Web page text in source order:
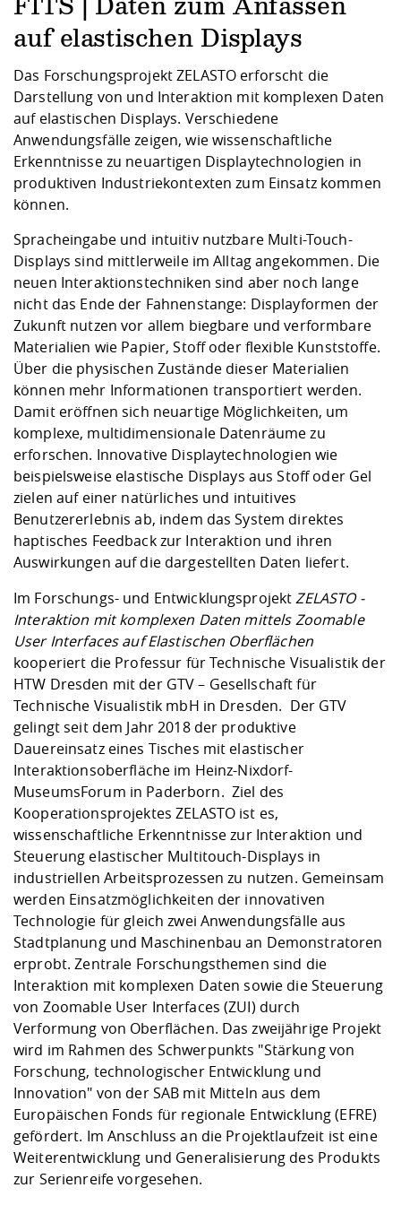
Vorbereitung
Checkliste zum
Studien- und
und Physik
Fremdsprachen
Jobs, Praktika,
Studieren in
Studentenwerk
Career Service
Weiterbilden im
Formulare und
Formulare und
FIS -
Prototyping und
Gründung und
Kooperationen
Kontakt &
Klimaschutz &
Förderverein
Gremien und
Informatik/
Landbau/
Maschinenbau
Angebote für Unternehmen
Kontakt und Anfahrt
Qualitätssicherung
FITS | Daten zum Anfassen
auf elastischen Displays
Das Forschungsprojekt ZELASTO erforscht die
Darstellung von und Interaktion mit komplexen Daten
auf elastischen Displays. Verschiedene
Anwendungsfälle zeigen, wie wissenschaftliche
Erkenntnisse zu neuartigen Displaytechnologien in
produktiven Industriekontexten zum Einsatz kommen
können.
Spracheingabe und intuitiv nutzbare Multi-Touch-
Displays sind mittlerweile im Alltag angekommen. Die
neuen Interaktionstechniken sind aber noch lange
nicht das Ende der Fahnenstange: Displayformen der
Zukunft nutzen vor allem biegbare und verformbare
Materialien wie Papier, Stoff oder flexible Kunststoffe.
Über die physischen Zustände dieser Materialien
können mehr Informationen transportiert werden.
Damit eröffnen sich neuartige Möglichkeiten, um
komplexe, multidimensionale Datenräume zu
erforschen. Innovative Displaytechnologien wie
beispielsweise elastische Displays aus Stoff oder Gel
zielen auf einer natürliches und intuitives
Benutzererlebnis ab, indem das System direktes
haptisches Feedback zur Interaktion und ihren
Auswirkungen auf die dargestellten Daten liefert.
Im Forschungs- und EntwicklungsprojektZELASTO -
Interaktion mit komplexen Daten mittels Zoomable
User Interfaces auf Elastischen Oberflächen
kooperiert die Professur für Technische Visualistik der
HTW Dresden mit der GTV – Gesellschaft für
Technische Visualistik mbH in Dresden. Der GTV
gelingt seit dem Jahr 2018 der produktive
Dauereinsatz eines Tisches mit elastischer
Interaktionsoberfläche im Heinz-Nixdorf-
MuseumsForum in Paderborn. Ziel des
Kooperationsprojektes ZELASTO ist es,
wissenschaftliche Erkenntnisse zur Interaktion und
Steuerung elastischer Multitouch-Displays in
industriellen Arbeitsprozessen zu nutzen. Gemeinsam
werden Einsatzmöglichkeiten der innovativen
Technologie für gleich zwei Anwendungsfälle aus
Stadtplanung und Maschinenbau an Demonstratoren
erprobt. Zentrale Forschungsthemen sind die
Interaktion mit komplexen Daten sowie die Steuerung
von Zoomable User Interfaces (ZUI) durch
Verformung von Oberflächen. Das zweijährige Projekt
wird im Rahmen des Schwerpunkts "Stärkung von
Forschung, technologischer Entwicklung und
Innovation" von der SAB mit Mitteln aus dem
Europäischen Fonds für regionale Entwicklung (EFRE)
gefördert. Im Anschluss an die Projektlaufzeit ist eine
Weiterentwicklung und Generalisierung des Produkts
zur Serienreife vorgesehen.